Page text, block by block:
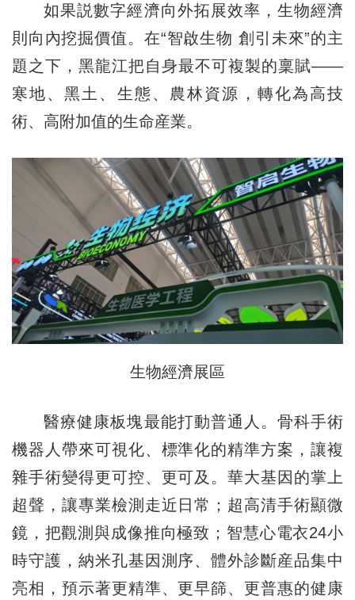
如果説數字經濟向外拓展效率，生物經濟
則向內挖掘價值。在“智啟生物 創引未來”的主
題之下，黑龍江把自身最不可複製的稟賦——
寒地、黑土、生態、農林資源，轉化為高技
術、高附加值的生命産業。
生物經濟展區
醫療健康板塊最能打動普通人。骨科手術
機器人帶來可視化、標準化的精準方案，讓複
雜手術變得更可控、更可及。華大基因的掌上
超聲，讓專業檢測走近日常；超高清手術顯微
鏡，把觀測與成像推向極致；智慧心電衣24小
時守護，納米孔基因測序、體外診斷産品集中
亮相，預示著更精準、更早篩、更普惠的健康